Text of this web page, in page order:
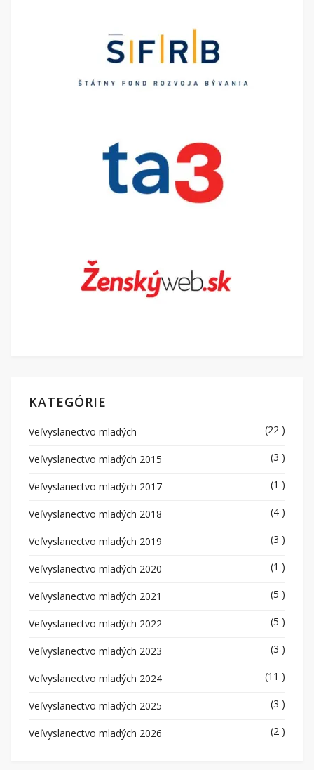
KATEGÓRIE
Veľvyslanectvo mladých (22 )
Veľvyslanectvo mladých 2015 (3 )
Veľvyslanectvo mladých 2017 (1 )
Veľvyslanectvo mladých 2018 (4 )
Veľvyslanectvo mladých 2019 (3 )
Veľvyslanectvo mladých 2020 (1 )
Veľvyslanectvo mladých 2021 (5 )
Veľvyslanectvo mladých 2022 (5 )
Veľvyslanectvo mladých 2023 (3 )
Veľvyslanectvo mladých 2024 (11 )
Veľvyslanectvo mladých 2025 (3 )
Veľvyslanectvo mladých 2026 (2 )